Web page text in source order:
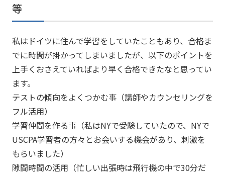
等
私はドイツに住んで学習をしていたこともあり、合格ま
でに時間が掛かってしまいましたが、以下のポイントを
上手くおさえていればより早く合格できたなと思ってい
ます。
テストの傾向をよくつかむ事（講師やカウンセリングを
フル活用）
学習仲間を作る事（私はNYで受験していたので、NYで
USCPA学習者の方々とお会いする機会があり、刺激を
もらいました）
隙間時間の活用（忙しい出張時は飛行機の中で30分だ